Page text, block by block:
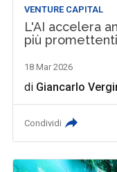
VENTURE CAPITAL
L'AI accelera
più promettenti
18 Mar 2026
di Giancarlo
Condividi